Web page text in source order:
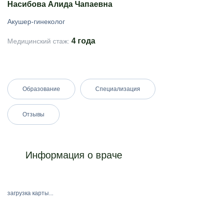
Насибова Алида Чапаевна
Акушер-гинеколог
Медицинский стаж: 4 года
Образование Специализация
Отзывы
Информация о враче
загрузка карты...